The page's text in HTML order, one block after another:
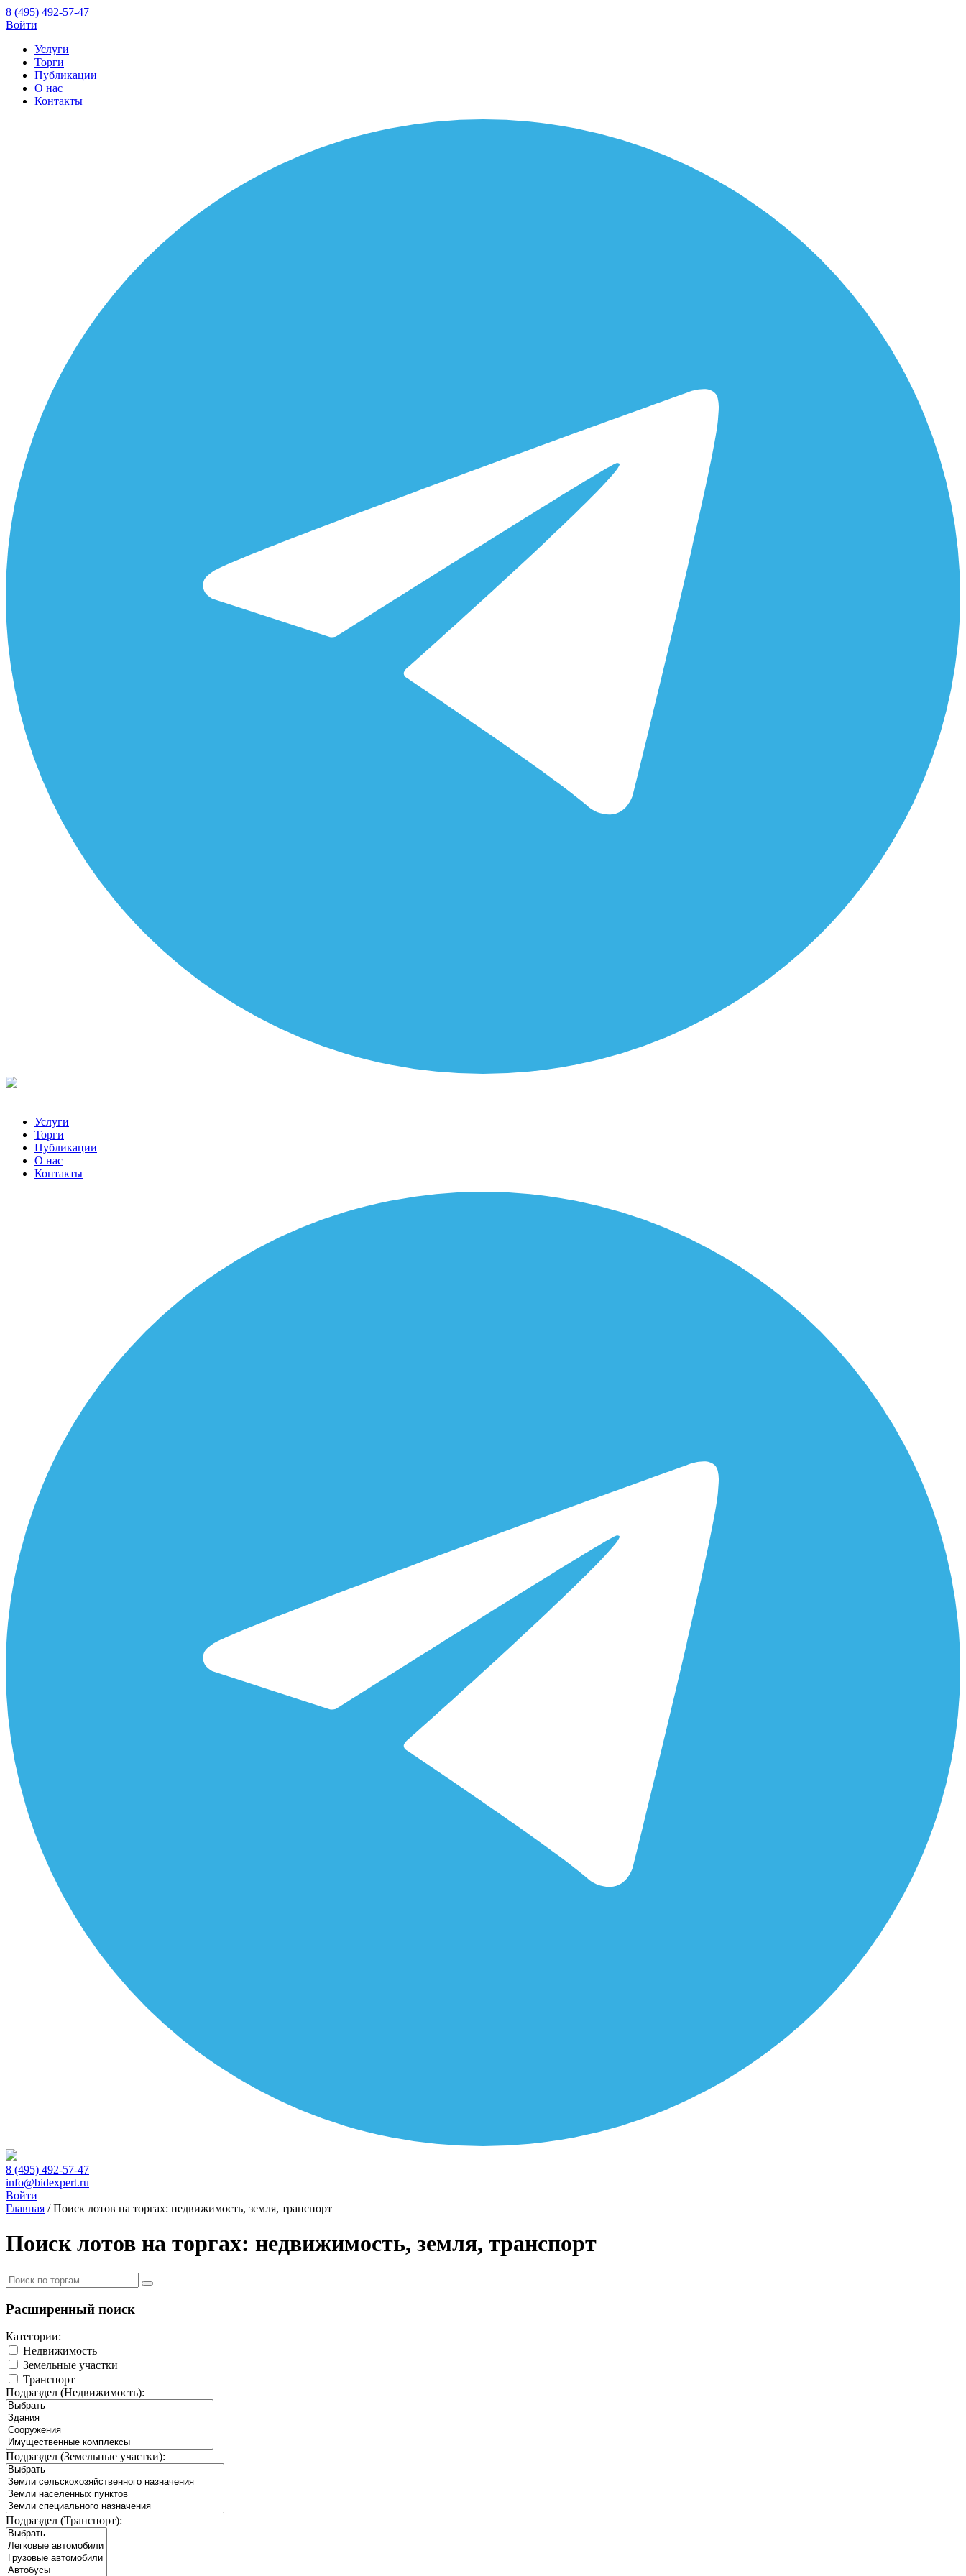
8 (495) 492-57-47
Войти
Услуги
Торги
Публикации
О нас
Контакты
Услуги
Торги
Публикации
О нас
Контакты
8 (495) 492-57-47
info@bidexpert.ru
Войти
Главная /Поиск лотов на торгах: недвижимость, земля, транспорт
Поиск лотов на торгах: недвижимость, земля, транспорт
Расширенный поиск
Категории:
Недвижимость
Земельные участки
Транспорт
Подраздел (Недвижимость):
Подраздел (Земельные участки):
Подраздел (Транспорт):